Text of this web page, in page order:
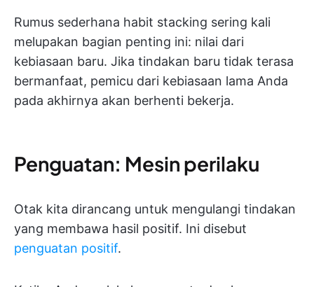
Rumus sederhana habit stacking sering kali
melupakan bagian penting ini: nilai dari
kebiasaan baru. Jika tindakan baru tidak terasa
bermanfaat, pemicu dari kebiasaan lama Anda
pada akhirnya akan berhenti bekerja.
Penguatan: Mesin perilaku
Otak kita dirancang untuk mengulangi tindakan
yang membawa hasil positif. Ini disebut
penguatan positif.